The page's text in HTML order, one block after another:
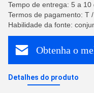
Tempo de entrega: 5 a 10
Termos de pagamento: T
Habilidade da fonte:
Obtenha o
Detalhes do produto